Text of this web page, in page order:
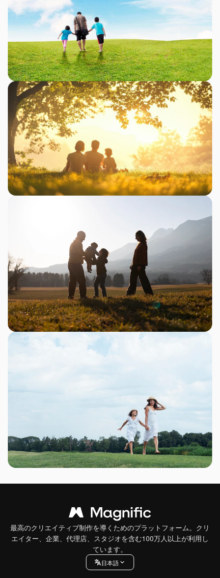
最高のクリエイティブ制作を導くためのプラットフォーム。クリ
エイター、企業、代理店、スタジオを含む100万人以上が利用し
ています。
日本語